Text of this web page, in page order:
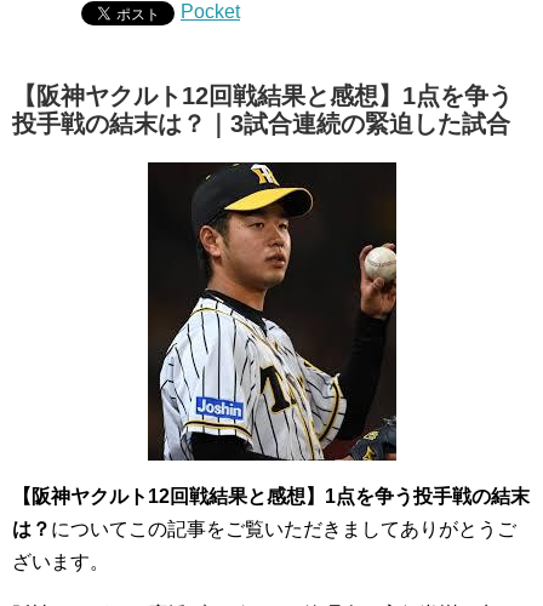
Pocket
【阪神ヤクルト12回戦結果と感想】1点を争う
投手戦の結末は？｜3試合連続の緊迫した試合
【阪神ヤクルト12回戦結果と感想】1点を争う投手戦の結末
は？ についてこの記事をご覧いただきましてありがとうご
ざいます。